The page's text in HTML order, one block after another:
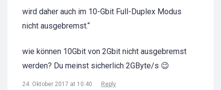
wird daher auch im 10-Gbit Full-Duplex Modus
nicht ausgebremst.“
wie können 10Gbit von 2Gbit nicht ausgebremst
werden? Du meinst sicherlich 2GByte/s 😉
24. Oktober 2017 at 10:40 Reply